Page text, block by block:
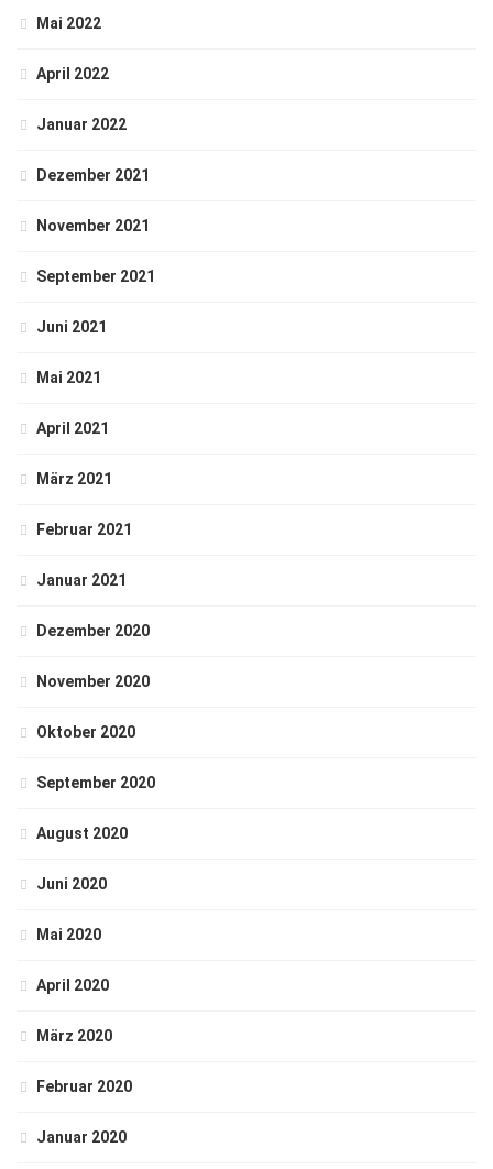
Mai 2022
April 2022
Januar 2022
Dezember 2021
November 2021
September 2021
Juni 2021
Mai 2021
April 2021
März 2021
Februar 2021
Januar 2021
Dezember 2020
November 2020
Oktober 2020
September 2020
August 2020
Juni 2020
Mai 2020
April 2020
März 2020
Februar 2020
Januar 2020